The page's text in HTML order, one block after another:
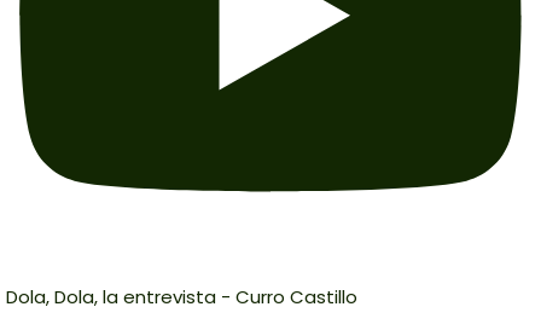
Dola, Dola, la entrevista - Curro Castillo